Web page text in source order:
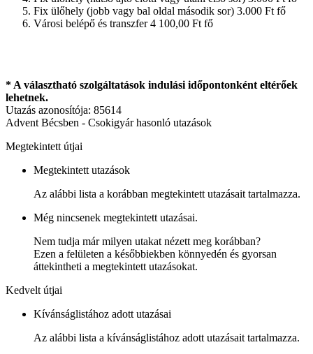
Fix ülőhely (jobb vagy bal oldal második sor) 3.000 Ft fő
Városi belépő és transzfer 4 100,00 Ft fő
* A választható szolgáltatások indulási időpontonként eltérőek
lehetnek.
Utazás azonosítója: 85614
Advent Bécsben - Csokigyár hasonló utazások
Megtekintett útjai
Megtekintett utazások
Az alábbi lista a korábban megtekintett utazásait tartalmazza.
Még nincsenek megtekintett utazásai.
Nem tudja már milyen utakat nézett meg korábban?
Ezen a felületen a későbbiekben könnyedén és gyorsan
áttekintheti a megtekintett utazásokat.
Kedvelt útjai
Kívánságlistához adott utazásai
Az alábbi lista a kívánságlistához adott utazásait tartalmazza.